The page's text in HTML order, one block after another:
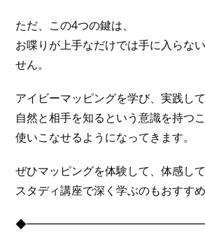
ただ、この4つの鍵は、
お喋りが上手なだけでは手に入らな
せん。
アイビーマッピングを学び、実践して
自然と相手を知るという意識を持つこ
使いこなせるようになってきます。
ぜひマッピングを体験して、体感し
スタディ講座で深く学ぶのもおすすめ